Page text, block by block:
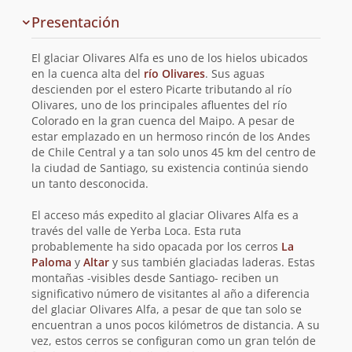
y
planificación
de
la
ruta
Presentación
El glaciar Olivares Alfa es uno de los hielos ubicados
en la cuenca alta del río Olivares. Sus aguas
descienden por el estero Picarte tributando al río
Olivares, uno de los principales afluentes del río
Colorado en la gran cuenca del Maipo. A pesar de
estar emplazado en un hermoso rincón de los Andes
de Chile Central y a tan solo unos 45 km del centro de
la ciudad de Santiago, su existencia continúa siendo
un tanto desconocida.
El acceso más expedito al glaciar Olivares Alfa es a
través del valle de Yerba Loca. Esta ruta
probablemente ha sido opacada por los cerros La
Paloma y Altar y sus también glaciadas laderas. Estas
montañas -visibles desde Santiago- reciben un
significativo número de visitantes al año a diferencia
del glaciar Olivares Alfa, a pesar de que tan solo se
encuentran a unos pocos kilómetros de distancia. A su
vez, estos cerros se configuran como un gran telón de